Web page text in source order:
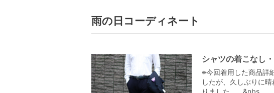
雨の日コーディネート
シャツの着こなし
※今回着用した商品
したが、久しぶりに